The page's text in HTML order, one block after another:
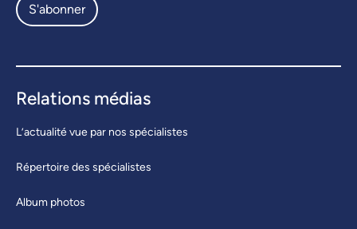
S'abonner
Relations médias
L’actualité vue par nos spécialistes
Répertoire des spécialistes
Album photos